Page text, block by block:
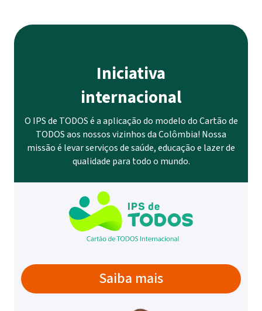
Iniciativa
internacional
O IPS de TODOS é a aplicação do modelo do Cartão de
TODOS aos nossos vizinhos da Colômbia! Nossa
missão é levar serviços de saúde, educação e lazer de
qualidade para todo o mundo.
Saiba mais